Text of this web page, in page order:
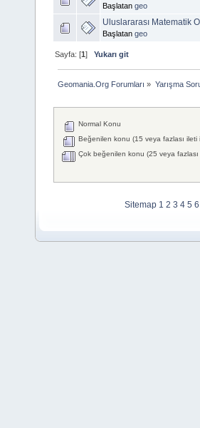
Başlatan geo
Uluslararası Matematik
Başlatan geo
Sayfa: [1]Yukarı git
Geomania.Org Forumları » Yarışma
Normal Konu
Beğenilen konu (15 veya fazlası ileti
Çok beğenilen konu (25 veya
Sitemap 1 2 3 4 5 6